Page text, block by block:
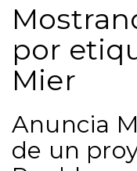
por
Mier
Anuncia
de un